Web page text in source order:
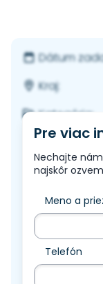
Dátum
Kraj:
Kategória:
Pre viac
Nechajte
najskôr
Meno a
Telefón